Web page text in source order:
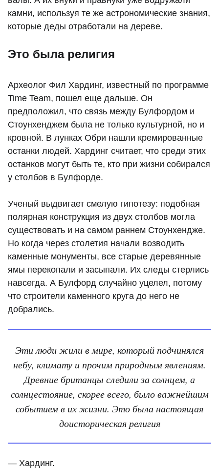
камни, используя те же астрономические знания,
которые деды отработали на дереве.
Это была религия
Археолог Фил Хардинг, известный по программе
Time Team, пошел еще дальше. Он
предположил, что связь между Булфордом и
Стоунхенджем была не только культурной, но и
кровной. В лунках Обри нашли кремированные
останки людей. Хардинг считает, что среди этих
останков могут быть те, кто при жизни собирался
у столбов в Булфорде.
Ученый выдвигает смелую гипотезу: подобная
полярная конструкция из двух столбов могла
существовать и на самом раннем Стоунхендже.
Но когда через столетия начали возводить
каменные монументы, все старые деревянные
ямы перекопали и засыпали. Их следы стерлись
навсегда. А Булфорд случайно уцелел, потому
что строители каменного круга до него не
добрались.
Эти люди жили в мире, который подчинялся
небу, климату и прочим природным явлениям.
Древние британцы следили за солнцем, а
солнцестояние, скорее всего, было важнейшим
событием в их жизни. Это была настоящая
доисторическая религия
— Хардинг.